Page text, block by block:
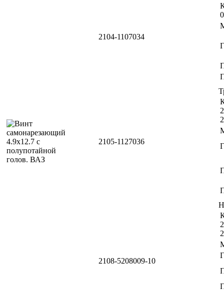
2104-1107034
2105-1127036
2108-5208009-10